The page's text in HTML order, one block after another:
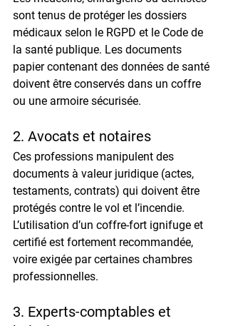
sont tenus de protéger les dossiers
médicaux selon le RGPD et le Code de
la santé publique. Les documents
papier contenant des données de santé
doivent être conservés dans un coffre
ou une armoire sécurisée.
2. Avocats et notaires
Ces professions manipulent des
documents à valeur juridique (actes,
testaments, contrats) qui doivent être
protégés contre le vol et l’incendie.
L’utilisation d’un coffre-fort ignifuge et
certifié est fortement recommandée,
voire exigée par certaines chambres
professionnelles.
3. Experts-comptables et